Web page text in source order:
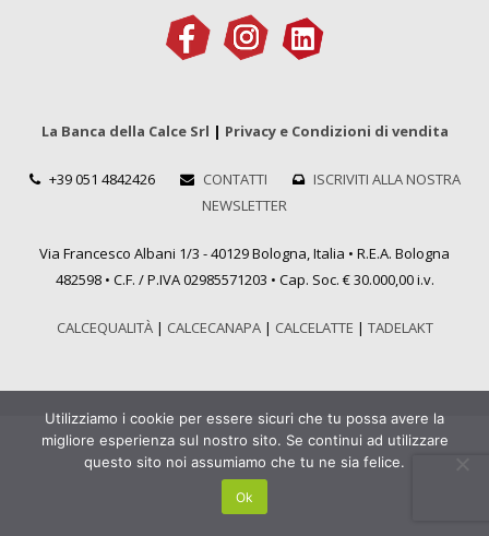
La Banca della Calce Srl | Privacy e Condizioni di vendita
+39 051 4842426 CONTATTI
ISCRIVITI ALLA NOSTRA
NEWSLETTER
Via Francesco Albani 1/3 - 40129 Bologna, Italia • R.E.A. Bologna
482598 • C.F. / P.IVA 02985571203 • Cap. Soc. € 30.000,00 i.v.
CALCEQUALITÀ| CALCECANAPA| CALCELATTE | TADELAKT
Utilizziamo i cookie per essere sicuri che tu possa avere la
migliore esperienza sul nostro sito. Se continui ad utilizzare
questo sito noi assumiamo che tu ne sia felice.
Ok